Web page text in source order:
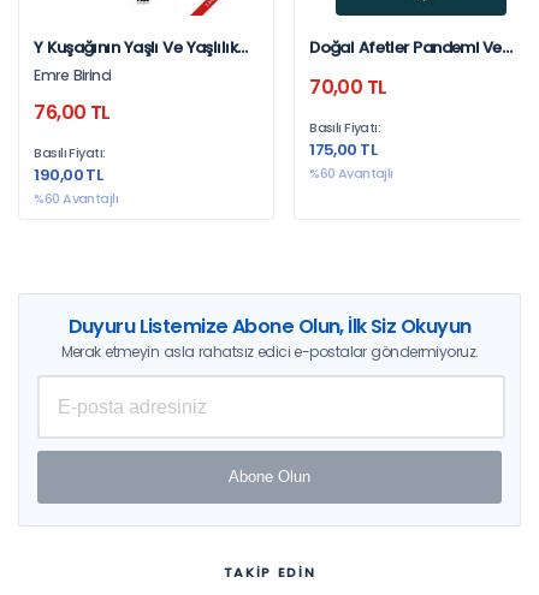
Y Kuşağının Yaşlı Ve Yaşlılık
Algısı
Emre Birinci
76,00 TL
Basılı Fiyatı:
190,00 TL
%60 Avantajlı
Doğal Afetler Pandemi Ve
70,00 TL
Basılı Fiyatı:
175,00 TL
%60 Avantajlı
Duyuru Listemize Abone Olun, İlk Siz Okuyun
Merak etmeyin asla rahatsız edici e-postalar göndermiyoruz.
Abone Olun
TAKİP EDİN